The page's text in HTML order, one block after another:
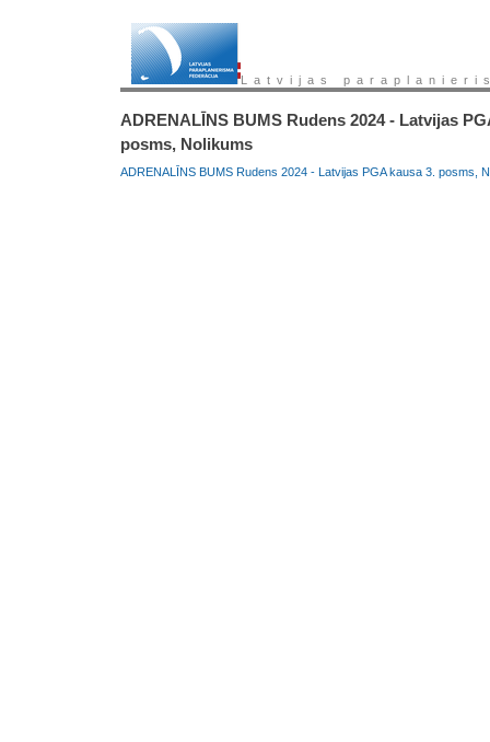
Latvijas
ADRENALĪNS BUMS Rudens 2024 - Latvijas
posms, Nolikums
ADRENALĪNS BUMS Rudens 2024 - Latvijas PGA kausa 3. posms,